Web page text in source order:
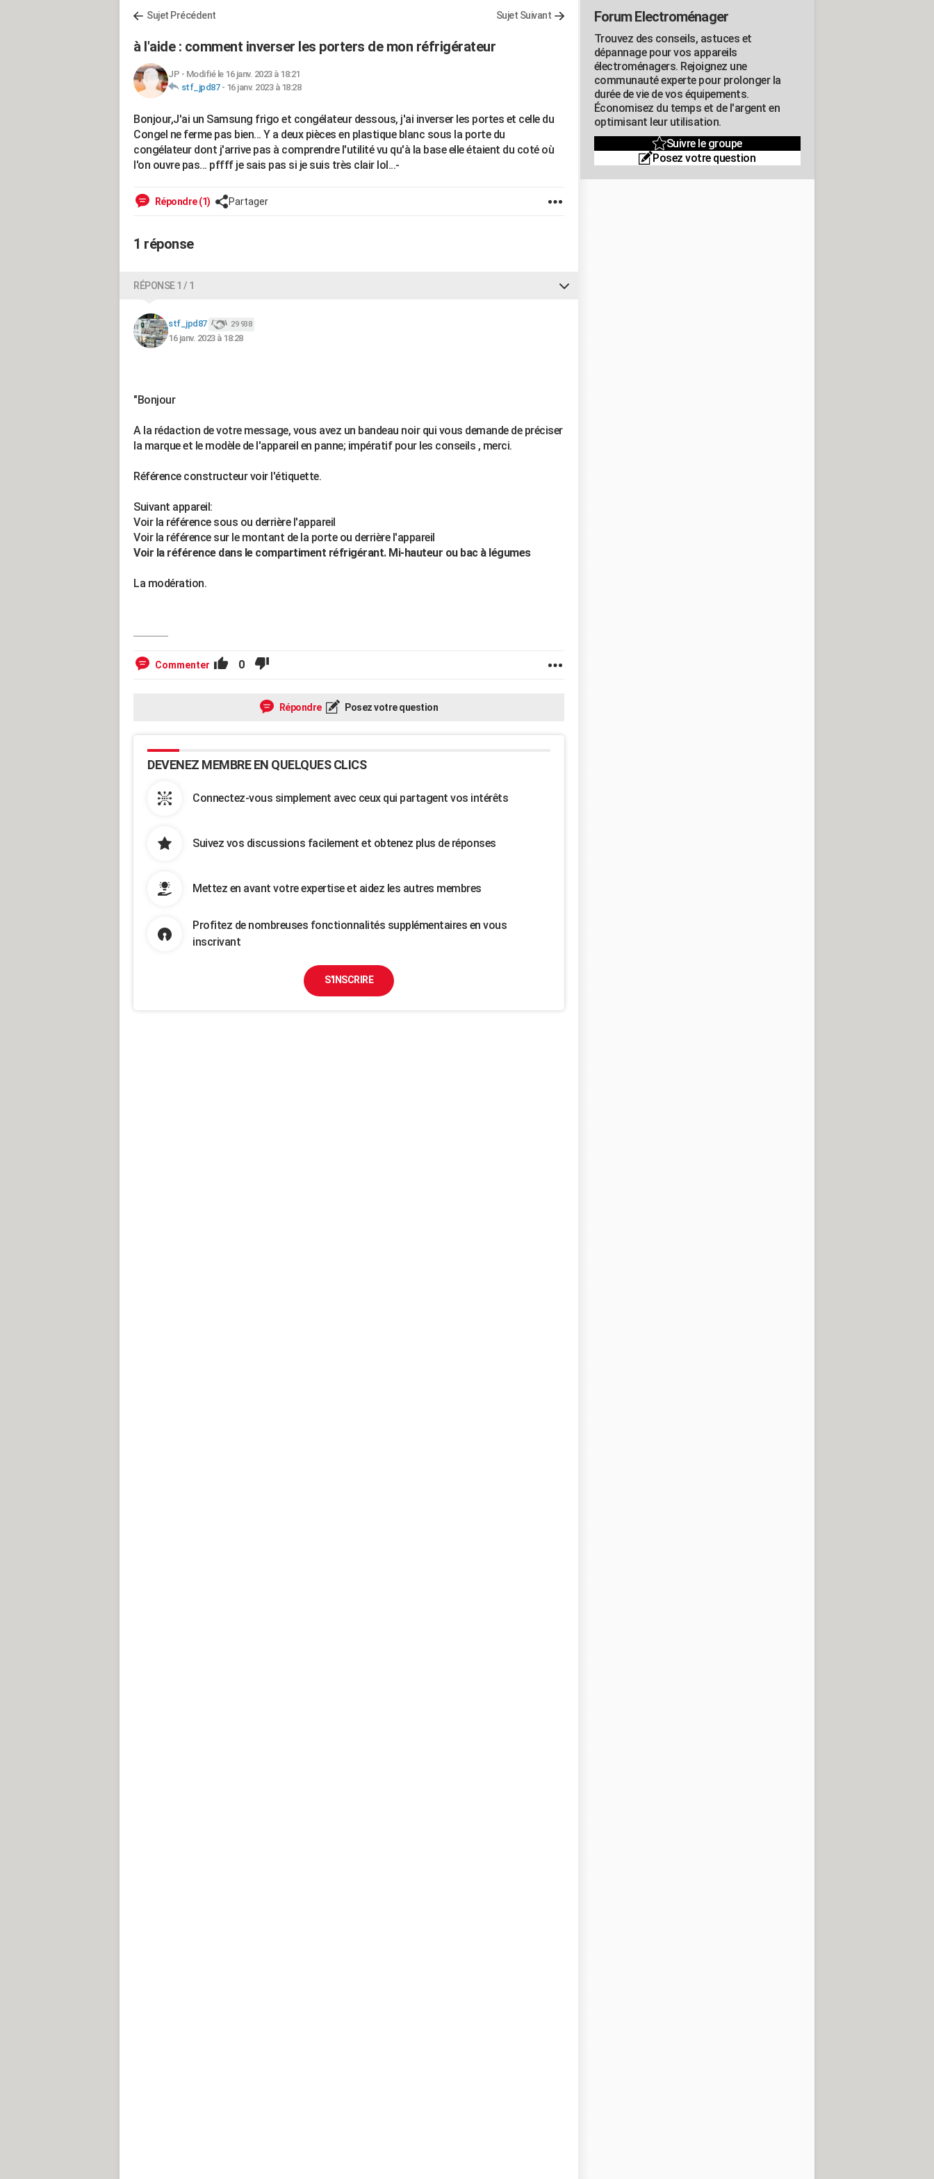
Sujet Précédent Sujet Suivant
à l'aide : comment inverser les porters de mon réfrigérateur
JP - Modifié le 16 janv. 2023 à 18:21
stf_jpd87- 16 janv. 2023 à 18:28
Bonjour,J'ai un Samsung frigo et congélateur dessous, j'ai inverser les portes et celle du
Congel ne ferme pas bien... Y a deux pièces en plastique blanc sous la porte du
congélateur dont j'arrive pas à comprendre l'utilité vu qu'à la base elle étaient du coté où
l'on ouvre pas... pffff je sais pas si je suis très clair lol...-
Répondre (1) Partager
1 réponse
RÉPONSE 1 / 1
stf_jpd87 29 938
16 janv. 2023 à 18:28
"Bonjour
A la rédaction de votre message, vous avez un bandeau noir qui vous demande de préciser
la marque et le modèle de l'appareil en panne; impératif pour les conseils , merci.
Référence constructeur voir l'étiquette.
Suivant appareil:
Voir la référence sous ou derrière l'appareil
Voir la référence sur le montant de la porte ou derrière l'appareil
Voir la référence dans le compartiment réfrigérant. Mi-hauteur ou bac à légumes
La modération.
Commenter 0
Répondre Posez votre question
DEVENEZ MEMBRE EN QUELQUES CLICS
Connectez-vous simplement avec ceux qui partagent vos intérêts
Suivez vos discussions facilement et obtenez plus de réponses
Mettez en avant votre expertise et aidez les autres membres
Profitez de nombreuses fonctionnalités supplémentaires en vous
inscrivant
S'INSCRIRE
Forum Electroménager
Trouvez des conseils, astuces et
dépannage pour vos appareils
électroménagers. Rejoignez une
communauté experte pour prolonger la
durée de vie de vos équipements.
Économisez du temps et de l'argent en
optimisant leur utilisation.
Suivre le groupe
Posez votre question